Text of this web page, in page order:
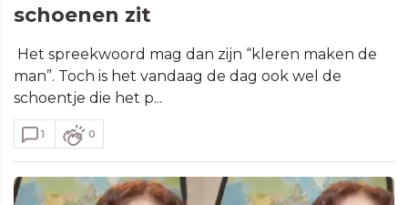
schoenen zit
Het spreekwoord mag dan zijn “kleren maken de
man”. Toch is het vandaag de dag ook wel de
schoentje die het p...
1 0